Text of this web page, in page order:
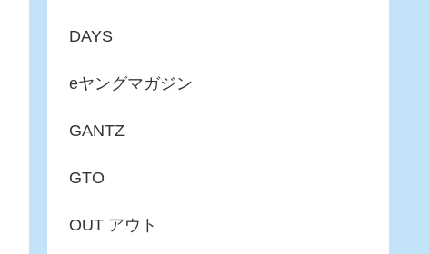
DAYS
eヤングマガジン
GANTZ
GTO
OUT アウト